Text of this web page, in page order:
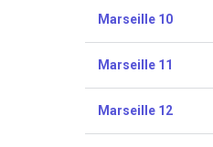
Marseille 10
Marseille 11
Marseille 12